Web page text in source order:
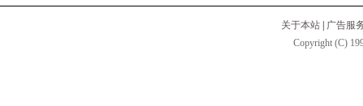
关于本站
广告服
Copyright (C)